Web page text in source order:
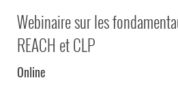
Webinaire sur les
REACH et CLP
Online